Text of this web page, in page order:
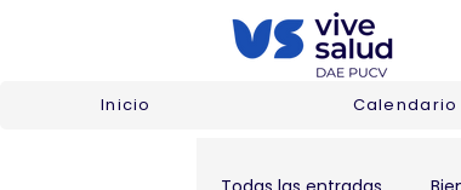
Inicio Calendario